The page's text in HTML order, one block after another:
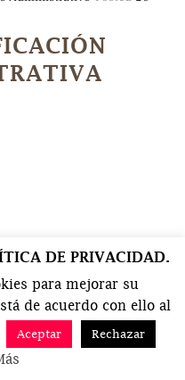
DE PRIVACIDAD.
para mejorar su
de acuerdo con ello al
Aceptar Rechazar